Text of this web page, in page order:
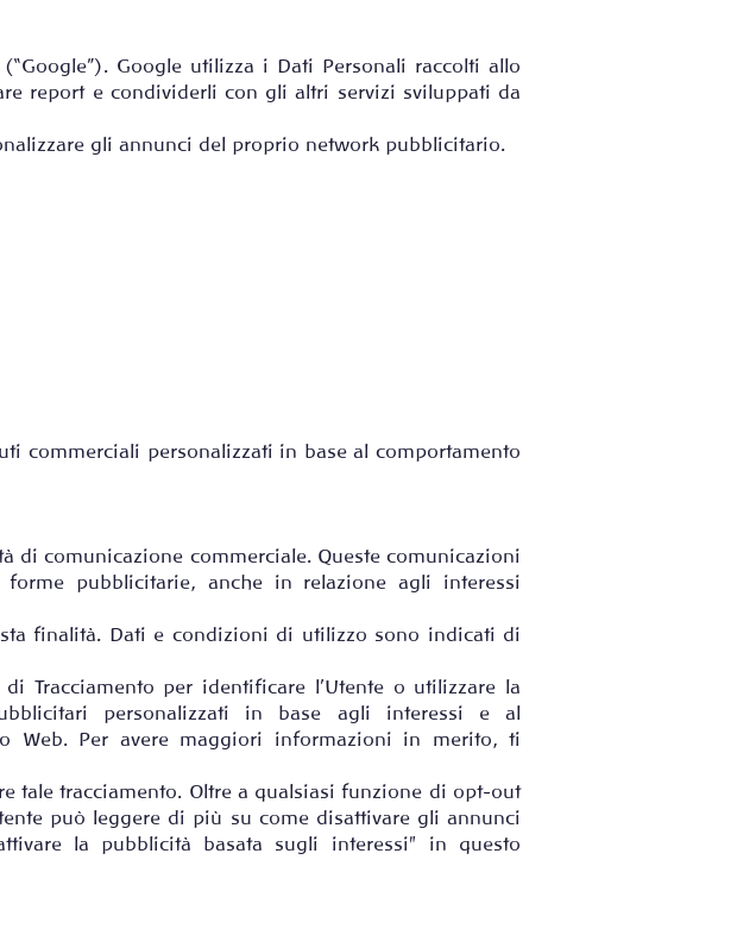
Google utilizza i Dati Personali raccolti allo
report e condividerli con gli altri servizi sviluppati da
gli annunci del proprio network pubblicitario.
commerciali personalizzati in base al comportamento
di comunicazione commerciale. Queste comunicazioni
pubblicitarie, anche in relazione agli interessi
finalità. Dati e condizioni di utilizzo sono indicati di
Tracciamento per identificare l’Utente o utilizzare la
personalizzati in base agli interessi e al
Web. Per avere maggiori informazioni in merito, ti
tale tracciamento. Oltre a qualsiasi funzione di opt-out
può leggere di più su come disattivare gli annunci
la pubblicità basata sugli interessi" in questo